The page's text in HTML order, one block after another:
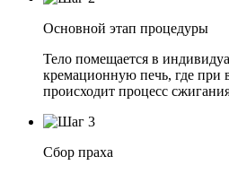
Основной этап процедуры
Тело помещается в
кремационную печь, где при
происходит процесс
Сбор праха